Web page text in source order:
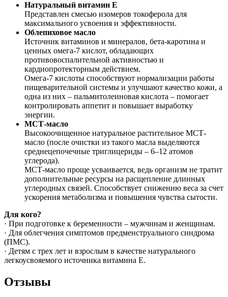
Натуральный витамин Е
Представлен смесью изомеров токоферола для
максимального усвоения и эффективности.
Облепиховое масло
Источник витаминов и минералов, бета-каротина и
ценных омега-7 кислот, обладающих
противовоспалительной активностью и
кардиопротекторным действием.
Омега-7 кислоты способствуют нормализации работы
пищеварительной системы и улучшают качество кожи, а
одна из них – пальмитолеиновая кислота – помогает
контролировать аппетит и повышает выработку
энергии.
МСТ-масло
Высокоочищенное натуральное растительное МСТ-
масло (после очистки из такого масла выделяются
среднецепочечные триглицериды – 6–12 атомов
углерода).
МСТ-масло проще усваивается, ведь организм не тратит
дополнительные ресурсы на расщепление длинных
углеродных связей. Способствует снижению веса за счет
ускорения метаболизма и повышения чувства сытости.
Для кого?
· При подготовке к беременности – мужчинам и женщинам.
· Для облегчения симптомов предменструального синдрома
(ПМС).
· Детям с трех лет и взрослым в качестве натурального
легкоусвояемого источника витамина Е.
Отзывы